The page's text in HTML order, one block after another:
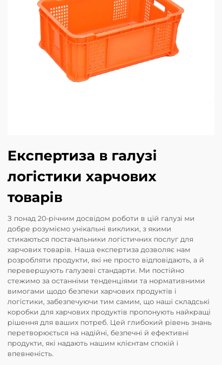
Експертиза в галузі
логістики харчових
товарів
З понад 20-річним досвідом роботи в цій галузі ми
добре розуміємо унікальні виклики, з якими
стикаються постачальники логістичних послуг для
харчових товарів. Наша експертиза дозволяє нам
розробляти продукти, які не просто відповідають, а й
перевершують галузеві стандарти. Ми постійно
стежимо за останніми тенденціями та нормативними
вимогами щодо безпеки харчових продуктів і
логістики, забезпечуючи тим самим, що наші складські
коробки для харчових продуктів пропонують найкращі
рішення для ваших потреб. Цей глибокий рівень знань
перетворюється на надійні, безпечні й ефективні
продукти, які надають нашим клієнтам спокій і
впевненість.